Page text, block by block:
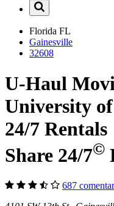
Florida FL
Gainesville
32608
U-Haul
University
24/7 Rentals
Share 24/7©
687